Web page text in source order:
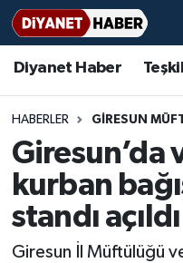
Diyanet Haber
HABERLER GIRESUN
Giresun’da
kurban
standı açıldı
Giresun İl Müftülüğü
Diyanet Haber
Teşkilat Haberleri
Adana Müftülüğü
Adıyaman
Afyonkarahisar
Ağrı Müftülüğü
Aksaray
Gündem
#Keşfet
Bir Ayet
Bir Hikaye
Biyografiler
Dini kavramlar
Diyanet Bilgi
Basında Bugün
Aile Dergisi
Aylık Dergi
İmam Hatip
Başmakale
Hadis-i Şerifler
Hayat Okumaları
Nöbetçi Eczaneler
Hava Durumu
Ankara Namaz
Trafik Durumu
Süper Lig Puan